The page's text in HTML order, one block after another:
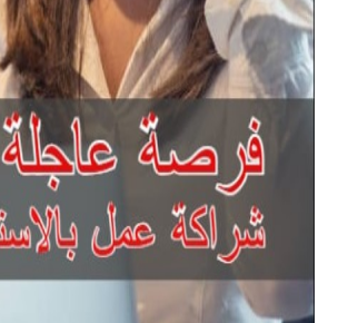
آخر الإعلانات